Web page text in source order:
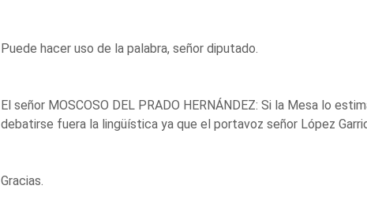
Puede hacer uso de la palabra, señor diputado.
El señor MOSCOSO DEL PRADO HERNÁNDEZ: Si la Mesa lo
debatirse fuera la lingüística ya que el portavoz señor López
Gracias.